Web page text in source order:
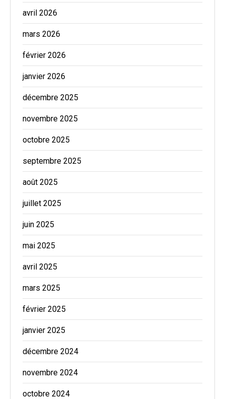
avril 2026
mars 2026
février 2026
janvier 2026
décembre 2025
novembre 2025
octobre 2025
septembre 2025
août 2025
juillet 2025
juin 2025
mai 2025
avril 2025
mars 2025
février 2025
janvier 2025
décembre 2024
novembre 2024
octobre 2024